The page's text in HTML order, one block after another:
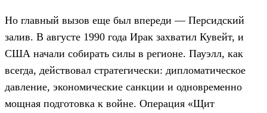
Но главный вызов еще был впереди — Персидский
залив. В августе 1990 года Ирак захватил Кувейт, и
США начали собирать силы в регионе. Пауэлл, как
всегда, действовал стратегически: дипломатическое
давление, экономические санкции и одновременно
мощная подготовка к войне. Операция «Щит